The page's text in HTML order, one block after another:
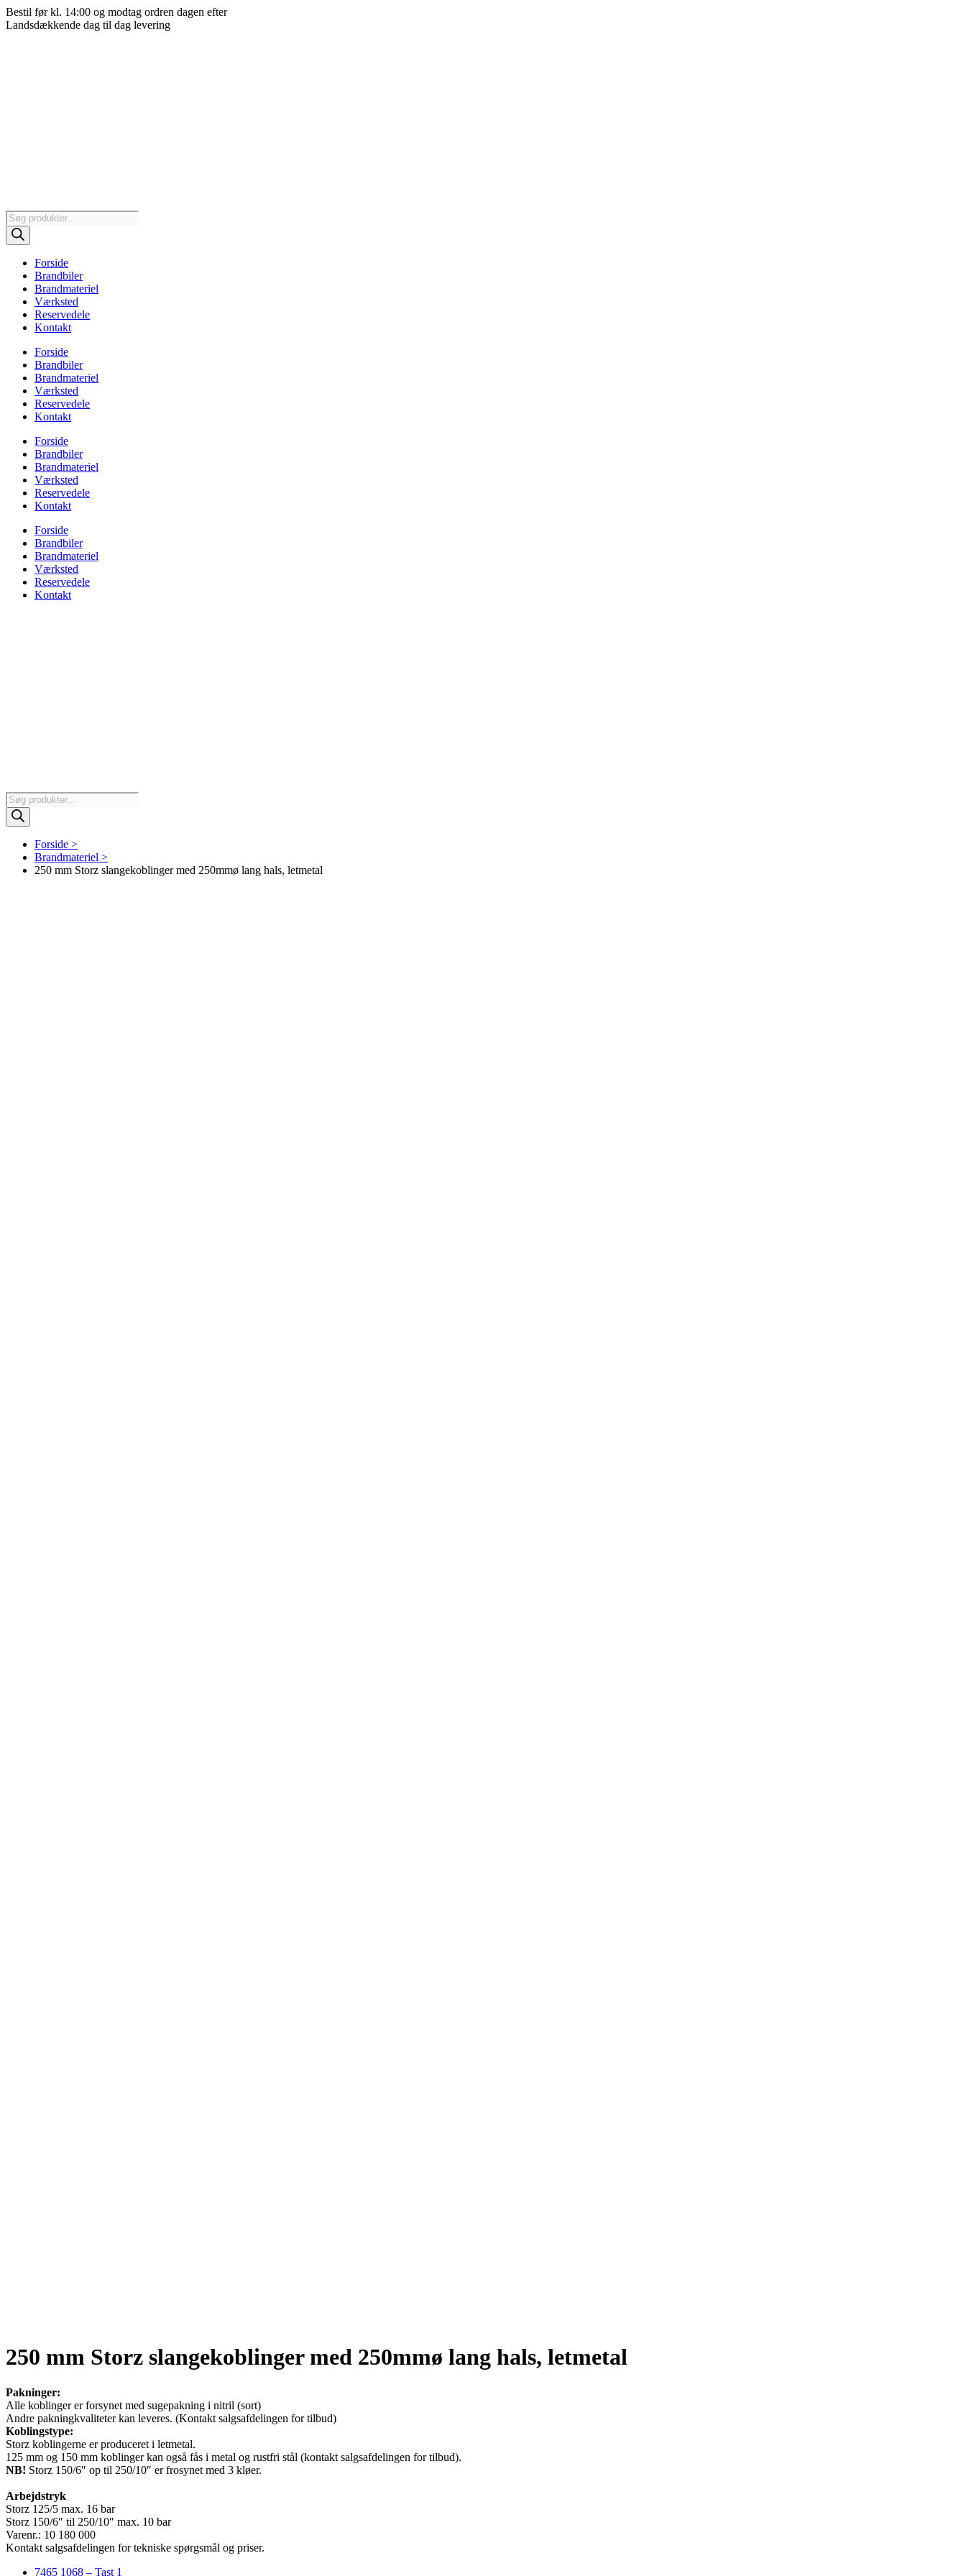
Videre
til
Bestil før kl. 14:00 og modtag ordren dagen efter
Landsdækkende dag til dag levering
Products
search
Forside
Brandbiler
Brandmateriel
Værksted
Reservedele
Kontakt
Forside
Brandbiler
Brandmateriel
Værksted
Reservedele
Kontakt
Forside
Brandbiler
Brandmateriel
Værksted
Reservedele
Kontakt
Forside
Brandbiler
Brandmateriel
Værksted
Reservedele
Kontakt
Products
search
Forside >
Brandmateriel >
250 mm Storz slangekoblinger med 250mmø lang hals, letmetal
250 mm Storz slangekoblinger med 250mmø lang hals, letmetal
Pakninger:
Alle koblinger er forsynet med sugepakning i nitril (sort)
Andre pakningkvaliteter kan leveres. (Kontakt salgsafdelingen for tilbud)
Koblingstype:
Storz koblingerne er produceret i letmetal.
125 mm og 150 mm koblinger kan også fås i metal og rustfri stål (kontakt salgsafdelingen for tilbud).
NB! Storz 150/6″ op til 250/10″ er frosynet med 3 kløer.
Arbejdstryk
Storz 125/5 max. 16 bar
Storz 150/6″ til 250/10″ max. 10 bar
Varenr.: 10 180 000
Kontakt salgsafdelingen for tekniske spørgsmål og priser.
7465 1068 – Tast 1